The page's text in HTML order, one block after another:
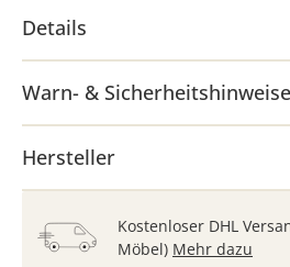
Details
Warn- & Sicherheitshinweise
Hersteller
Kostenloser DHL
Möbel) Mehr dazu